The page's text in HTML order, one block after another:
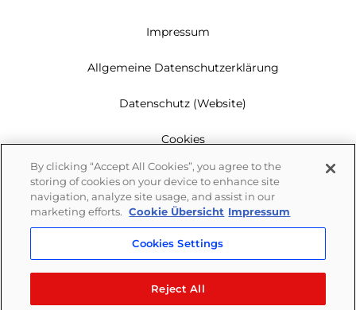
Impressum
Allgemeine Datenschutzerklärung
Datenschutz (Website)
Cookies
Garantie
Newsletter
Whistleblowing
By clicking “Accept All Cookies”, you agree to the
storing of cookies on your device to enhance site
navigation, analyze site usage, and assist in our
marketing efforts. Cookie Übersicht Impressum
Cookies Settings
Reject All